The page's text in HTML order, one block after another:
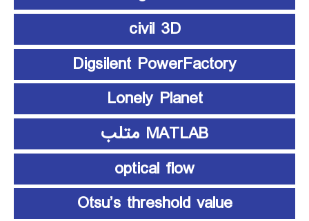
civil 3D
Digsilent PowerFactory
Lonely Planet
MATLAB متلب
optical flow
Otsu’s threshold value